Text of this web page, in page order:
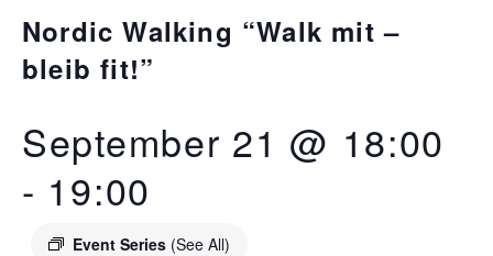
Nordic Walking “Walk mit –
bleib fit!”
September 21 @ 18:00
- 19:00
Event Series (See All)